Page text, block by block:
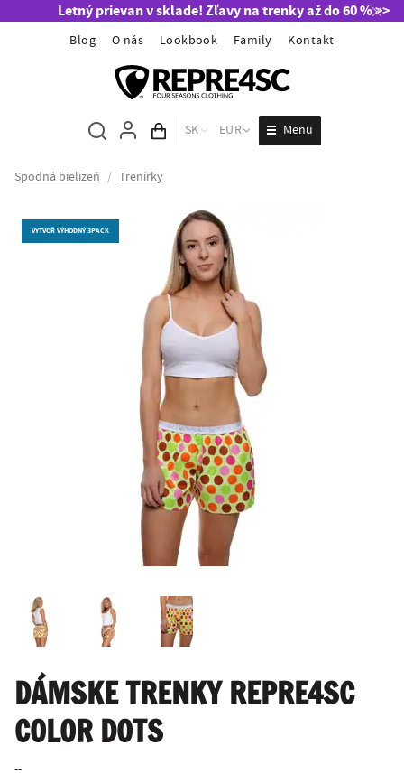
Letný prievan v sklade! Zľavy na trenky až do 60 % >>
Blog O nás Lookbook Family Kontakt
Obsah košíka
SK EUR Menu
Spodná bielizeň / Trenírky
VYTVOŘ VÝHODNÝ 3PACK
DÁMSKE TRENKY REPRE4SC
COLOR DOTS
--